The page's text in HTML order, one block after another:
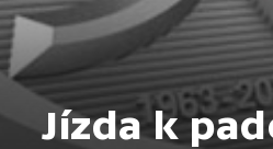
Jízda k